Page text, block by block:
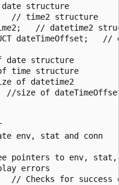
structure
// time2 structure
// datetime2
dateTimeOffset;   //
date structure
time structure
of datetime2
//size of
env, stat and conn
pointers to env,
errors
// Checks for success